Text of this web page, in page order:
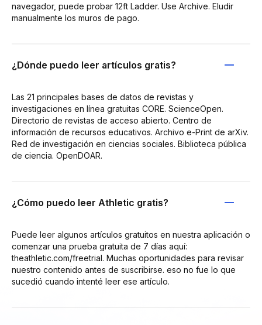
navegador, puede probar 12ft Ladder. Use Archive. Eludir
manualmente los muros de pago.
¿Dónde puedo leer artículos gratis?
Las 21 principales bases de datos de revistas y
investigaciones en línea gratuitas CORE. ScienceOpen.
Directorio de revistas de acceso abierto. Centro de
información de recursos educativos. Archivo e-Print de arXiv.
Red de investigación en ciencias sociales. Biblioteca pública
de ciencia. OpenDOAR.
¿Cómo puedo leer Athletic gratis?
Puede leer algunos artículos gratuitos en nuestra aplicación o
comenzar una prueba gratuita de 7 días aquí:
theathletic.com/freetrial. Muchas oportunidades para revisar
nuestro contenido antes de suscribirse. eso no fue lo que
sucedió cuando intenté leer ese artículo.